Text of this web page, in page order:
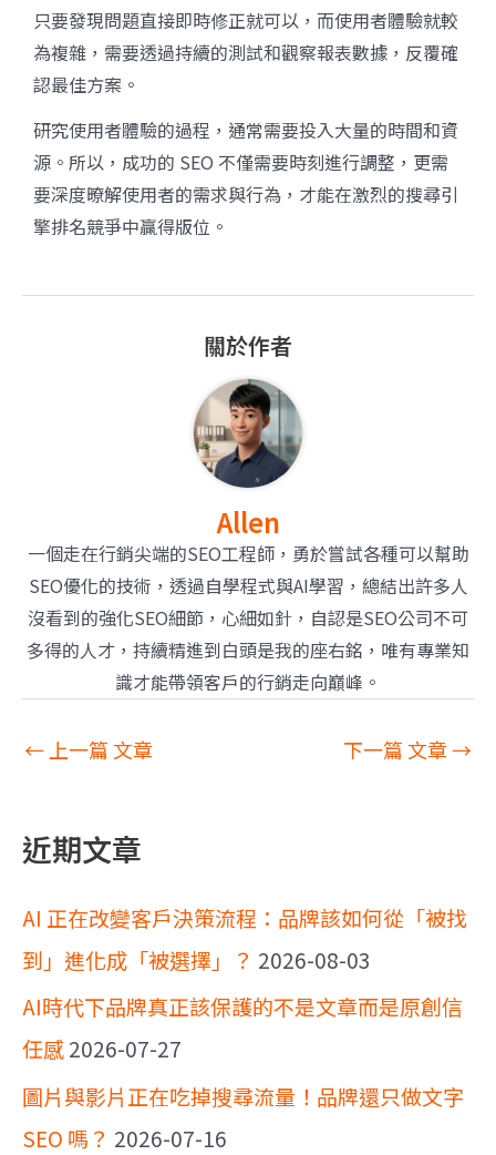
只要發現問題直接即時修正就可以，而使用者體驗就較
為複雜，需要透過持續的測試和觀察報表數據，反覆確
認最佳方案。
研究使用者體驗的過程，通常需要投入大量的時間和資
源。所以，成功的 SEO 不僅需要時刻進行調整，更需
要深度暸解使用者的需求與行為，才能在激烈的搜尋引
擎排名競爭中贏得版位。
關於作者
Allen
一個走在行銷尖端的SEO工程師，勇於嘗試各種可以幫助
SEO優化的技術，透過自學程式與AI學習，總結出許多人
沒看到的強化SEO細節，心細如針，自認是SEO公司不可
多得的人才，持續精進到白頭是我的座右銘，唯有專業知
識才能帶領客戶的行銷走向巔峰。
← 上一篇 文章 下一篇 文章→
近期文章
AI 正在改變客戶決策流程：品牌該如何從「被找
到」進化成「被選擇」？ 2026-08-03
AI時代下品牌真正該保護的不是文章而是原創信
任感2026-07-27
圖片與影片正在吃掉搜尋流量！品牌還只做文字
SEO 嗎？ 2026-07-16